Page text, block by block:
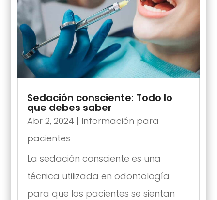
Sedación consciente: Todo lo
que debes saber
Abr 2, 2024 | Información para
pacientes
La sedación consciente es una
técnica utilizada en odontología
para que los pacientes se sientan